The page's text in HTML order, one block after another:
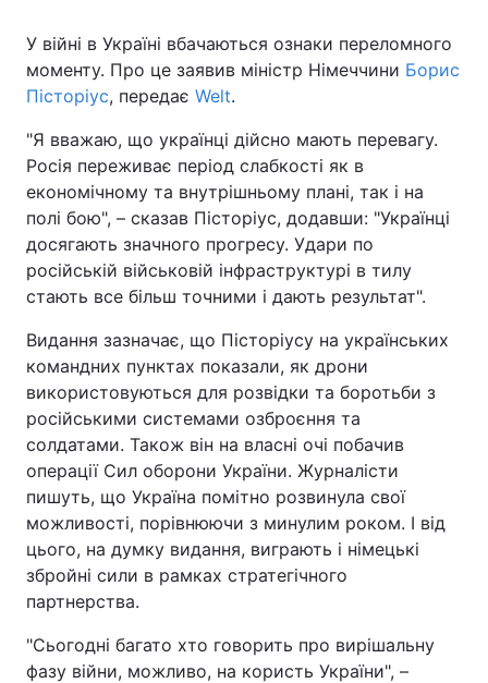
У війні в Україні вбачаються ознаки переломного
моменту. Про це заявив міністр Німеччини Борис
Пісторіус, передає Welt.
"Я вважаю, що українці дійсно мають перевагу.
Росія переживає період слабкості як в
економічному та внутрішньому плані, так і на
полі бою", – сказав Пісторіус, додавши: "Українці
досягають значного прогресу. Удари по
російській військовій інфраструктурі в тилу
стають все більш точними і дають результат".
Видання зазначає, що Пісторіусу на українських
командних пунктах показали, як дрони
використовуються для розвідки та боротьби з
російськими системами озброєння та
солдатами. Також він на власні очі побачив
операції Сил оборони України. Журналісти
пишуть, що Україна помітно розвинула свої
можливості, порівнюючи з минулим роком. І від
цього, на думку видання, виграють і німецькі
збройні сили в рамках стратегічного
партнерства.
"Сьогодні багато хто говорить про вирішальну
фазу війни, можливо, на користь України", –